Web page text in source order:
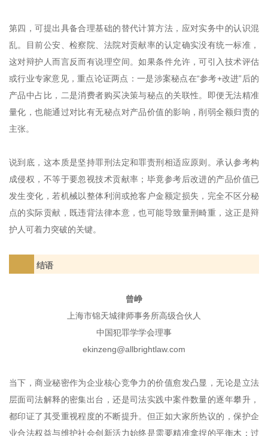
第四，可提出具备合理基础的替代计算方法，应对实务中的认识混
乱。目前公安、检察院、法院对贡献率的认定确实没有统一标准，
这对辩护人而言反而有说理空间。如果条件允许，可引入技术评估
或行业专家意见，重点论证两点：一是涉案秘点在“参考+改进”后的
产品中占比，二是消费者购买决策与秘点的关联性。即便无法精准
量化，也能通过对比有无秘点对产品价值的影响，削弱全额归责的
主张。
说到底，这本质是坚持罪刑法定和罪责刑相适应原则。承认参考构
成侵权，不等于要忽视技术贡献率；毕竟参考后改进的产品价值已
发生变化，若机械以整体利润或抢客户金额定损失，完全不区分秘
点的实际贡献，既违背法律本意，也可能导致量刑畸重，这正是辩
护人可着力突破的关键。
结语
曾峥
上海市锦天城律师事务所高级合伙人
中国犯罪学学会理事
ekinzeng@allbrightlaw.com
当下，商业秘密作为企业核心竞争力的价值愈发凸显，无论是立法
层面司法解释的密集出台，还是司法实践中案件数量的逐年攀升，
都印证了其受重视程度的不断提升。但正如大家所热议的，保护企
业合法权益与维护社会创新活力始终是需要精准拿捏的平衡木：过